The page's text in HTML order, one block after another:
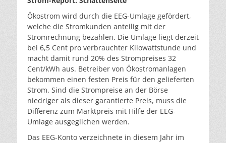
Ökostrom wird durch die EEG-Umlage gefördert,
welche die Stromkunden anteilig mit der
Stromrechnung bezahlen. Die Umlage liegt derzeit
bei 6,5 Cent pro verbrauchter Kilowattstunde und
macht damit rund 20% des Strompreises 32
Cent/kWh aus. Betreiber von Ökostromanlagen
bekommen einen festen Preis für den gelieferten
Strom. Sind die Strompreise an der Börse
niedriger als dieser garantierte Preis, muss die
Differenz zum Marktpreis mit Hilfe der EEG-
Umlage ausgeglichen werden.
Das EEG-Konto verzeichnete in diesem Jahr im